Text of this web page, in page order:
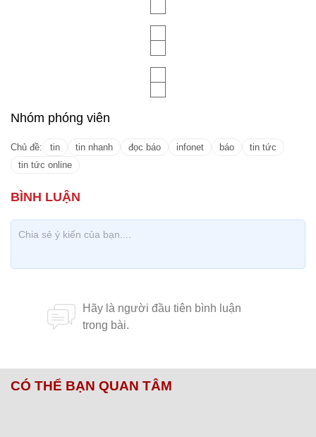
Nhóm phóng viên
Chủ đề: tin tin nhanh đọc báo infonet báo
tin tức
tin tức online
CÓ THỂ BẠN QUAN TÂM